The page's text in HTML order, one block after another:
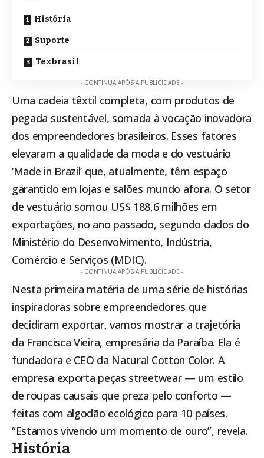
História
Suporte
Texbrasil
- CONTINUA APÓS A PUBLICIDADE -
Uma cadeia têxtil completa, com produtos de
pegada sustentável, somada à vocação inovadora
dos empreendedores brasileiros. Esses fatores
elevaram a qualidade da moda e do vestuário
‘Made in Brazil’ que, atualmente, têm espaço
garantido em lojas e salões mundo afora. O setor
de vestuário somou US$ 188,6 milhões em
exportações, no ano passado, segundo dados do
Ministério do Desenvolvimento, Indústria,
Comércio e Serviços (MDIC).
- CONTINUA APÓS A PUBLICIDADE -
Nesta primeira matéria de uma série de histórias
inspiradoras sobre empreendedores que
decidiram exportar, vamos mostrar a trajetória
da Francisca Vieira, empresária da Paraíba. Ela é
fundadora e CEO da Natural Cotton Color. A
empresa exporta peças streetwear — um estilo
de roupas causais que preza pelo conforto —
feitas com algodão ecológico para 10 países.
“Estamos vivendo um momento de ouro”, revela.
História